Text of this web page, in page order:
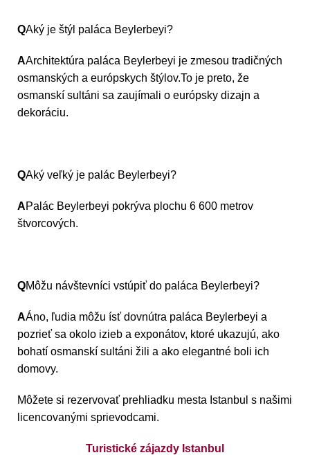
QAký je štýl paláca Beylerbeyi?
AArchitektúra paláca Beylerbeyi je zmesou tradičných
osmanských a európskych štýlov.To je preto, že
osmanskí sultáni sa zaujímali o európsky dizajn a
dekoráciu.
QAký veľký je palác Beylerbeyi?
APalác Beylerbeyi pokrýva plochu 6 600 metrov
štvorcových.
QMôžu návštevníci vstúpiť do paláca Beylerbeyi?
AÁno, ľudia môžu ísť dovnútra paláca Beylerbeyi a
pozrieť sa okolo izieb a exponátov, ktoré ukazujú, ako
bohatí osmanskí sultáni žili a ako elegantné boli ich
domovy.
Môžete si rezervovať prehliadku mesta Istanbul s našimi
licencovanými sprievodcami.
Turistické zájazdy Istanbul